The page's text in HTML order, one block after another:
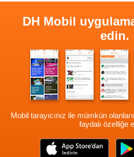
DH Mobil
edin.
Mobil tarayıcınız ile mümkün
faydalı özelliğe